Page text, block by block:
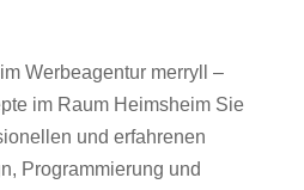
Werbeagentur merryll –
im Raum Heimsheim Sie
und erfahrenen
Programmierung und